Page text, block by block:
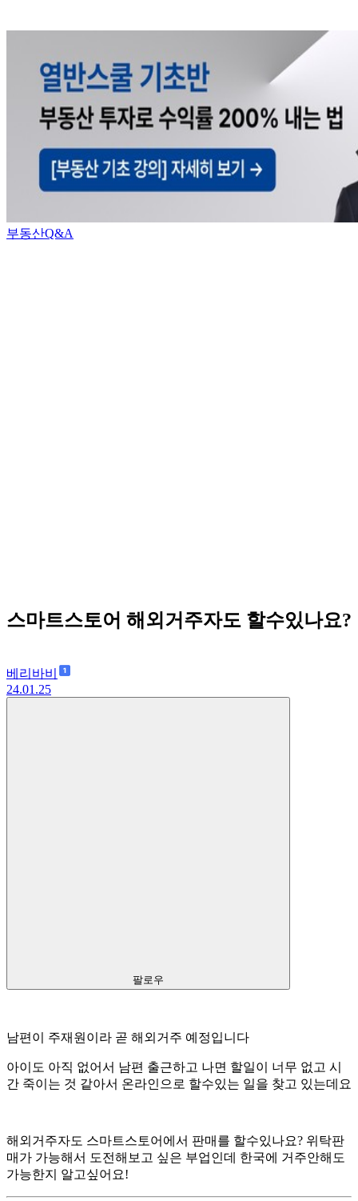
부동산Q&A
스마트스토어 해외거주자도 할수있나요?
베리바비
24.01.25
팔로우
남편이 주재원이라 곧 해외거주 예정입니다
아이도 아직 없어서 남편 출근하고 나면 할일이 너무 없고 시
간 죽이는 것 같아서 온라인으로 할수있는 일을 찾고 있는데요
해외거주자도 스마트스토어에서 판매를 할수있나요? 위탁판
매가 가능해서 도전해보고 싶은 부업인데 한국에 거주안해도
가능한지 알고싶어요!